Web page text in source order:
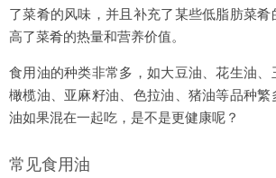
了菜肴的风味，并且补充了某些低脂肪菜肴
高了菜肴的热量和营养价值。
食用油的种类非常多，如大豆油、花生油、
橄榄油、亚麻籽油、色拉油、猪油等品种繁
油如果混在一起吃，是不是更健康呢？
常见食用油